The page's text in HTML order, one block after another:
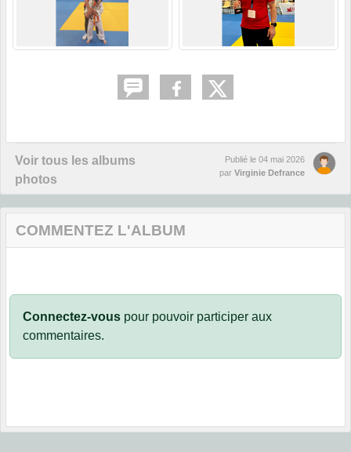
Voir tous les albums
photos
Publié le 04 mai 2026
par Virginie Defrance
COMMENTEZ L'ALBUM
Connectez-vous pour pouvoir participer aux
commentaires.